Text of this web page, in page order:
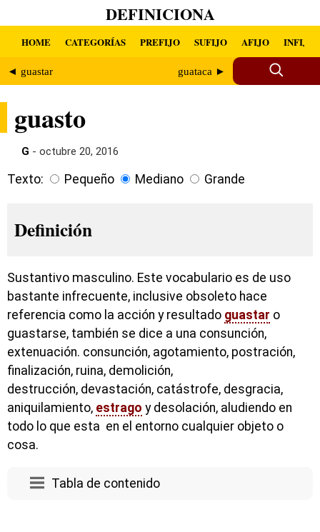
DEFINICIONA
HOME CATEGORÍAS PREFIJO SUFIJO AFIJO INFIJO
◄ guastar guataca ►
guasto
G - octubre 20, 2016
Texto: Pequeño Mediano Grande
Definición
Sustantivo masculino. Este vocabulario es de uso
bastante infrecuente, inclusive obsoleto hace
referencia como la acción y resultado guastar o
guastarse, también se dice a una consunción,
extenuación. consunción, agotamiento, postración,
finalización, ruina, demolición,
destrucción, devastación, catástrofe, desgracia,
aniquilamiento, estrago y desolación, aludiendo en
todo lo que esta en el entorno cualquier objeto o
cosa.
Tabla de contenido